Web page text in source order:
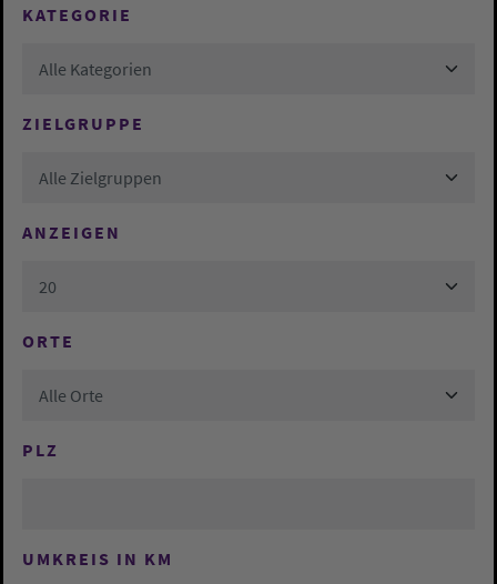
KATEGORIE
Alle Kategorien
ZIELGRUPPE
Alle Zielgruppen
ANZEIGEN
20
ORTE
Alle Orte
PLZ
UMKREIS IN KM